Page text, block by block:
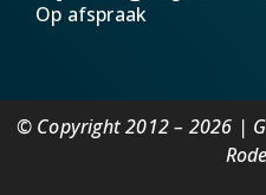
Op afspraak
© Copyright 2012 – 2026 |